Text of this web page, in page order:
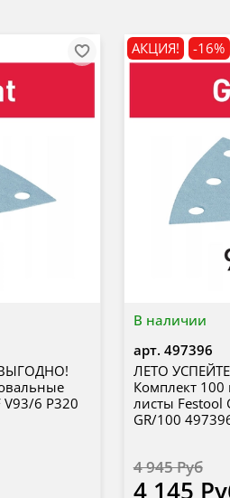
V93/6 P320
В наличии
АКЦИЯ! -16%
арт. 497396
ЛЕТО
Комплект
листы Festool
GR/100
4 945 Руб
4 145